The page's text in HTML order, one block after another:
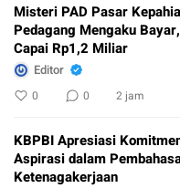
Misteri PAD Pasar
Pedagang Mengaku
Capai Rp1,2 Miliar
Editor
0 0 2 jam
KBPBI Apresiasi
Aspirasi dalam
Ketenagakerjaan